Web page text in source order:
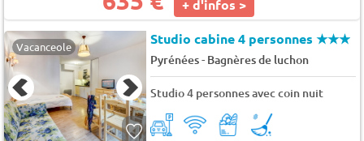
+ d'infos >
Vacanceole Studio cabine 4 personnes★★★
Pyrénées- Bagnères de luchon
Studio 4 personnes avec coin nuit